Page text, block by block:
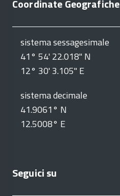
Coordinate Geografiche
sistema sessagesimale
41° 54' 22.018" N
12° 30' 3.105" E
sistema decimale
41.9061° N
12.5008° E
Seguici su